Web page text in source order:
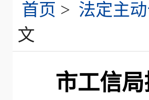
首页 > 法定主
文
市工信